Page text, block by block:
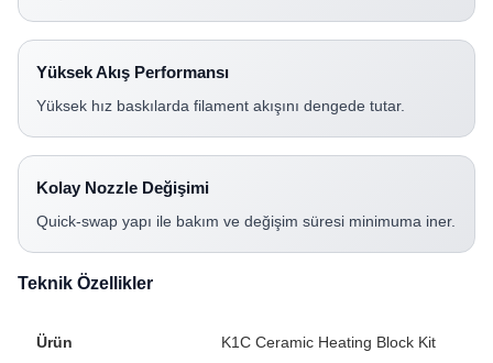
Yüksek Akış Performansı
Yüksek hız baskılarda filament akışını dengede tutar.
Kolay Nozzle Değişimi
Quick-swap yapı ile bakım ve değişim süresi minimuma iner.
Teknik Özellikler
Ürün K1C Ceramic Heating Block Kit